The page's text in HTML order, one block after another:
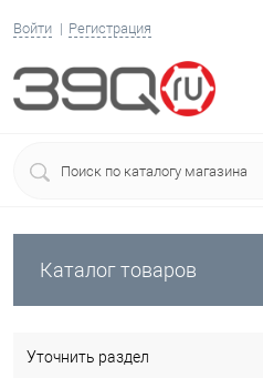
Войти Регистрация
Каталог товаров
Уточнить раздел